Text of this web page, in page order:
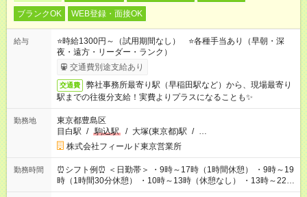
ブランクOK
WEB登録・面接OK
給与
⭐時給1300円～（試用期間なし） ⭐各種手当あり（早朝・深
夜・遠方・リーダー・ランク）
交通費別途支給あり
交通費
弊社事務所最寄り駅（早稲田駅など）から、現場最寄り
駅までの往復分支給！実費よりプラスになることも✨
勤務地
東京都豊島区
目白駅 / 駒込駅 / 大塚(東京都)駅 / …
株式会社フィールド東京営業所
勤務時間
⏰シフト例⏰ ＜日勤帯＞ ・9時～17時（1時間休憩） ・9時～19
時（1時間30分休憩） ・10時～13時（休憩なし） ・13時～22時
（1時間休憩） ＜夜勤帯＞ ・22時～午前2時（休憩なし） ・23